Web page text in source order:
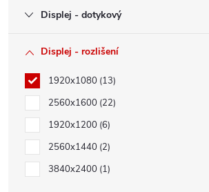
Displej - dotykový
Displej - rozlišení
1920x1080 13
2560x1600 22
1920x1200 6
2560x1440 2
3840x2400 1